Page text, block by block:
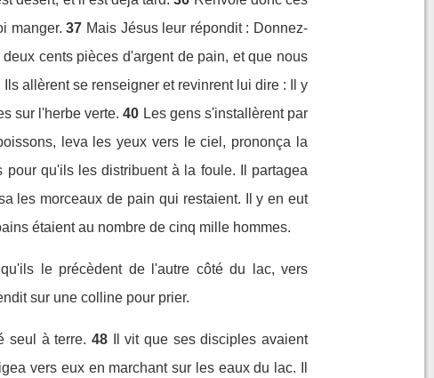
manger. 37 Mais Jésus leur répondit : Donnez-
cents pièces d'argent de pain, et que nous
allèrent se renseigner et revinrent lui dire : Il y
sur l'herbe verte. 40 Les gens s'installèrent par
leva les yeux vers le ciel, prononça la
qu'ils les distribuent à la foule. Il partagea
les morceaux de pain qui restaient. Il y en eut
étaient au nombre de cinq mille hommes.
le précèdent de l'autre côté du lac, vers
sur une colline pour prier.
seul à terre. 48
Il vit que ses disciples avaient
vers eux en marchant sur les eaux du lac. Il